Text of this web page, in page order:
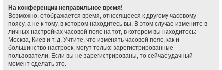
На конференции неправильное время!
Возможно, отображается время, относящееся к другому часовому
поясу, а не к тому, в котором находитесь вы. В этом случае измените в
личных настройках часовой пояс на тот, в котором вы находитесь:
Москва, Киев и т. д. Учтите, что изменять часовой пояс, как и
большинство настроек, могут только зарегистрированные
пользователи. Если вы не зарегистрированы, то сейчас удачный
момент сделать это.